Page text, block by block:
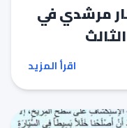
مرشدي في
اقرأ المزيد